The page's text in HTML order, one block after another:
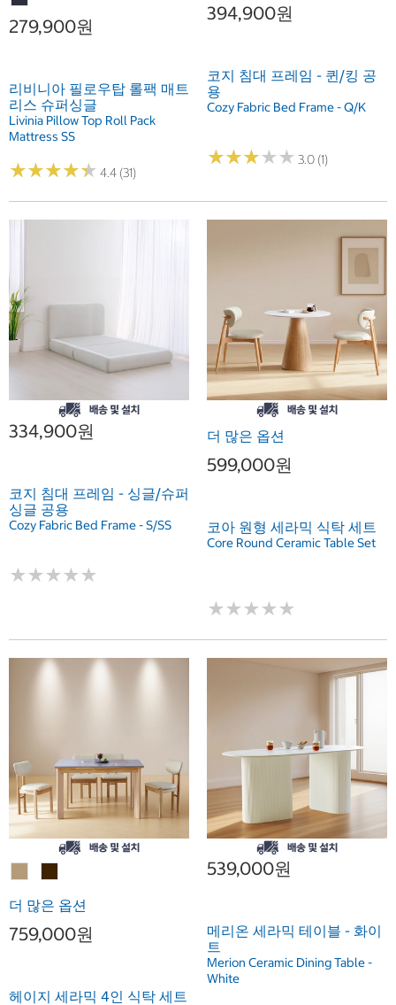
279,900원
리비니아 필로우탑 롤팩 매트
리스 슈퍼싱글
Livinia Pillow Top Roll Pack
Mattress SS
★★★★★
★★★★★ 4.4 (31)
394,900원
코지 침대 프레임 - 퀸/킹 공
용
Cozy Fabric Bed Frame - Q/K
★★★★★
★★★★★ 3.0 (1)
334,900원
코지 침대 프레임 - 싱글/슈퍼
싱글 공용
Cozy Fabric Bed Frame - S/SS
★★★★★
★★★★★
더 많은 옵션
599,000원
코아 원형 세라믹 식탁 세트
Core Round Ceramic Table Set
★★★★★
★★★★★
더 많은 옵션
759,000원
헤이지 세라믹 4인 식탁 세트
539,000원
메리온 세라믹 테이블 - 화이
트
Merion Ceramic Dining Table -
White